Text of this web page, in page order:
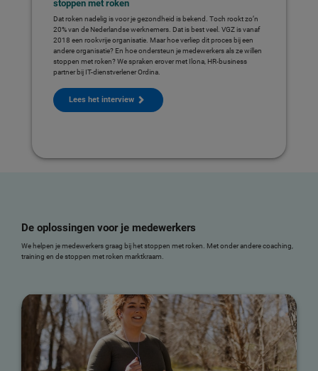
stoppen met roken
Dat roken nadelig is voor je gezondheid is bekend. Toch rookt zo’n
20% van de Nederlandse werknemers. Dat is best veel. VGZ is vanaf
2018 een rookvrije organisatie. Maar hoe verliep dit proces bij een
andere organisatie? En hoe ondersteun je medewerkers als ze willen
stoppen met roken? We spraken erover met Ilona, HR-business
partner bij IT-dienstverlener Ordina.
Lees het interview
De oplossingen voor je medewerkers
We helpen je medewerkers graag bij het stoppen met roken. Met onder andere coaching,
training en de stoppen met roken marktkraam.